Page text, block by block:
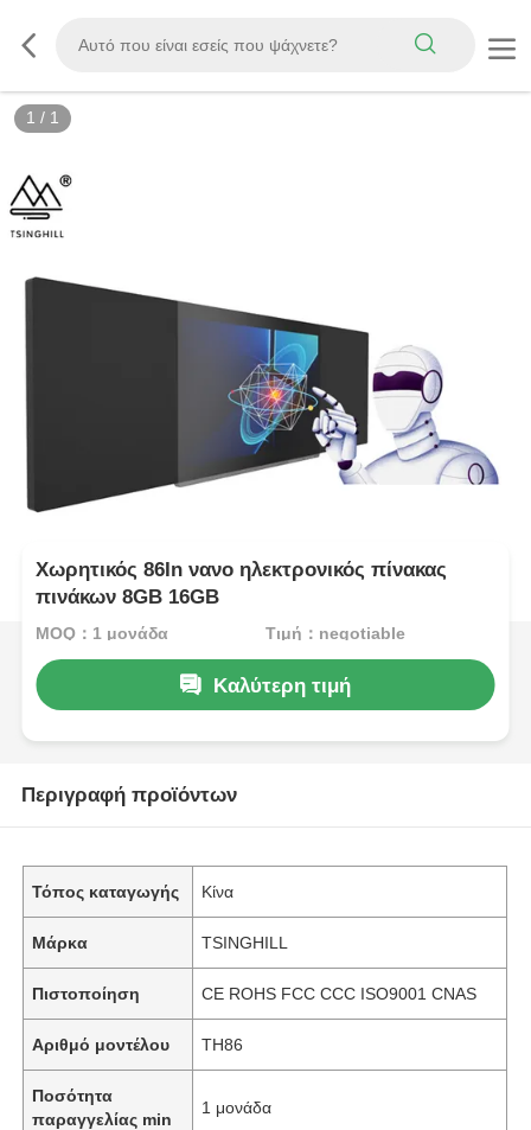
1 / 1
Χωρητικός 86In νανο ηλεκτρονικός πίνακας
πινάκων 8GB 16GB
MOQ：1 μονάδα Τιμή：negotiable
Καλύτερη τιμή
Περιγραφή προϊόντων
Τόπος καταγωγής Κίνα
Μάρκα TSINGHILL
Πιστοποίηση CE ROHS FCC CCC ISO9001 CNAS
Αριθμό μοντέλου TH86
Ποσότητα
παραγγελίας min
1 μονάδα